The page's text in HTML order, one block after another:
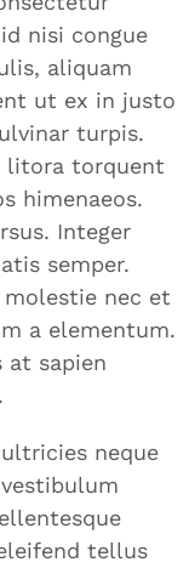
nisi congue
aliquam
ut ex in justo
turpis.
litora torquent
himenaeos.
Integer
semper.
nec et
a elementum.
at sapien
neque
tellus